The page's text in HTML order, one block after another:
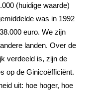
(huidige waarde)
was in 1992
euro. We zijn
landen. Over de
verdeeld is, zijn de
op de Ginicoëfficiënt.
uit: hoe hoger, hoe